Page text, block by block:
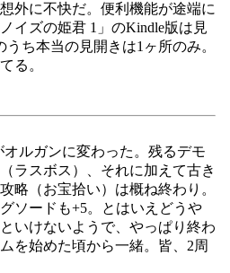
外に不快だ。便利機能が途端に
イズの姫君 1」のKindle版は見
ち本当の見開きは1ヶ所のみ。
る。
ルガンに変わった。残るデモ
ラスボス）、それに加えて古き
略（お宝拾い）は概ね終わり。
ソードも+5。とはいえどうや
いけないようで、やっぱり終わ
を始めた頃から一緒。皆、2周